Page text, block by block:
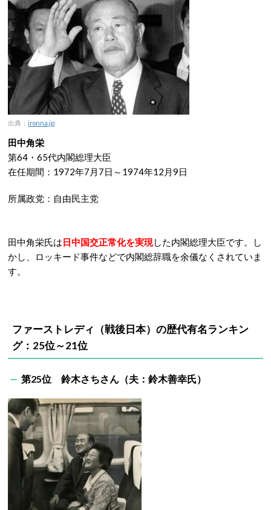
出典： ironna.jp
田中角栄
第64・65代内閣総理大臣
在任期間：1972年7月7日～1974年12月9日
所属政党：自由民主党
田中角栄氏は日中国交正常化を実現した内閣総理大臣です。し
かし、ロッキード事件などで内閣総辞職を余儀なくされていま
す。
ファーストレディ（戦後日本）の歴代有名ランキン
グ：25位～21位
第25位 鈴木さちさん（夫：鈴木善幸氏）